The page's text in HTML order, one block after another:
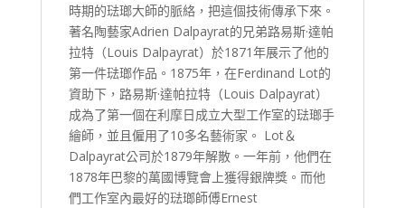
時期的琺瑯大師的脈絡，把這個技術傳承下來。
著名陶藝家Adrien Dalpayrat的兄弟路易斯·達帕
拉特（Louis Dalpayrat）於1871年展示了他的
第一件琺瑯作品。1875年，在Ferdinand Lot的
資助下，路易斯·達帕拉特（Louis Dalpayrat）
成為了第一個在利摩日成立大型工作室的琺瑯手
繪師，並且僱用了10多名藝術家。 Lot＆
Dalpayrat公司於1879年解散。一年前，他們在
1878年巴黎的萬國博覽會上獲得銀牌獎。而他
們工作室內最好的琺瑯師傅Ernest